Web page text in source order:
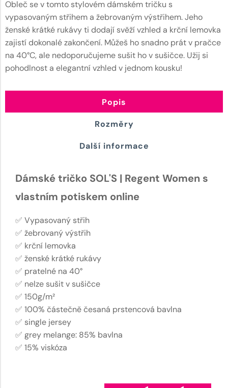
Obleč se v tomto stylovém dámském tričku s
vypasovaným střihem a žebrovaným výstřihem. Jeho
ženské krátké rukávy ti dodají svěží vzhled a krční lemovka
zajistí dokonalé zakončení. Můžeš ho snadno prát v pračce
na 40°C, ale nedoporučujeme sušit ho v sušičce. Užij si
pohodlnost a elegantní vzhled v jednom kousku!
Popis
Rozměry
Další informace
Dámské tričko SOL'S | Regent Women s
vlastním potiskem online
✅ Vypasovaný střih
✅ žebrovaný výstřih
✅ krční lemovka
✅ ženské krátké rukávy
✅ pratelné na 40°
✅ nelze sušit v sušičce
✅ 150g/m²
✅ 100% částečně česaná prstencová bavlna
✅ single jersey
✅ grey melange: 85% bavlna
✅ 15% viskóza